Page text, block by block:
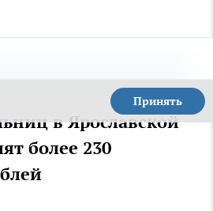
Принять
в Ярославской
более 230